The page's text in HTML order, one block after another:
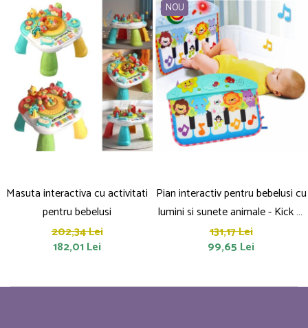
Masuta interactiva cu activitati
pentru bebelusi
202,34 Lei
182,01 Lei
NOU
Pian interactiv pentru bebelusi cu
lumini si sunete animale - Kick &
Play 0+
131,17 Lei
99,65 Lei